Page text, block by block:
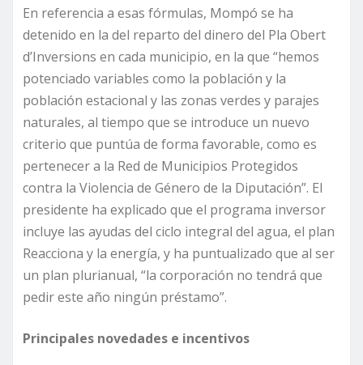
En referencia a esas fórmulas, Mompó se ha
detenido en la del reparto del dinero del Pla Obert
d’Inversions en cada municipio, en la que “hemos
potenciado variables como la población y la
población estacional y las zonas verdes y parajes
naturales, al tiempo que se introduce un nuevo
criterio que puntúa de forma favorable, como es
pertenecer a la Red de Municipios Protegidos
contra la Violencia de Género de la Diputación”. El
presidente ha explicado que el programa inversor
incluye las ayudas del ciclo integral del agua, el plan
Reacciona y la energía, y ha puntualizado que al ser
un plan plurianual, “la corporación no tendrá que
pedir este año ningún préstamo”.
Principales novedades e incentivos